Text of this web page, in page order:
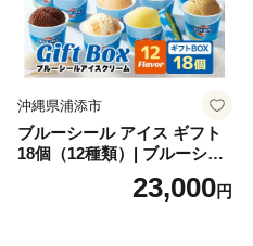
沖縄県浦添市
ブルーシール アイス ギフト
18個（12種類）| ブルーシー
ルアイス ブルーシールアイ
スクリーム 着日指定可能 送
23,000円